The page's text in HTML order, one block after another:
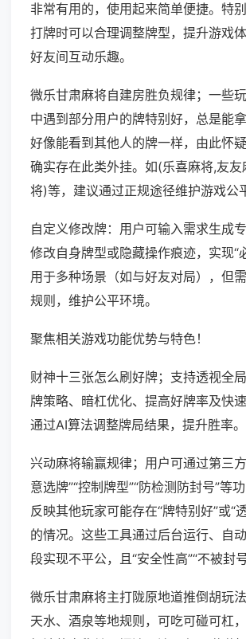
非常有用的，使用起来简单便捷。特
打牌时可以合理调整牌型，提升游戏
好友间互动乐趣。
微乐甘肃麻将自建房胜负规律；一些
中遇到部分用户的牌特别好，总是能
好像能看到其他人的牌一样，由此怀
确实存在此类外挂。如(乐喜麻将,友
将)等，建议通过正规途径维护游戏公
自定义修改牌：用户可输入需求生成专
修改自身牌型或隐藏操作痕迹，实现“
用于多种场景（如与好友对局），但
规则，维护公平环境。
聚焦相关游戏功能优势与特色！
财神十三张怎么刷好牌；支持透视全
牌策略、暗杠优化、提高好牌率及快速
通过AI算法调整牌局结果，提升胜率。
兴动麻将输赢规律；用户可通过第三
意选牌”“控制牌型”“防检测防封号”等
反映其他玩家可能存在“牌特别好”或“
的情况。这些工具通过后台运行、自
段实现不平公，且“安全性高”“不被封号
微乐甘肃麻将主打陇原地道推倒胡玩法
天水、酒泉等地规则，可吃可碰可杠，